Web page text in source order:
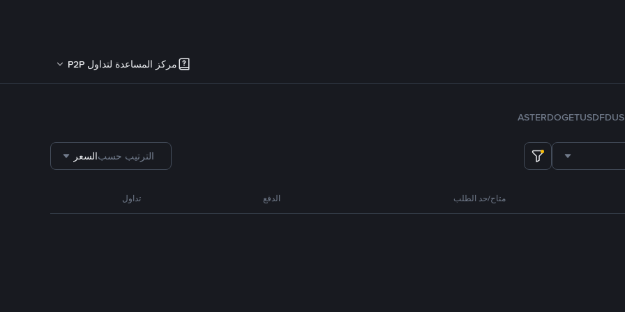
مركز المساعدة لتداول P2P
TUSD
DOGE
ASTER
الترتيب حسبالسعر
متاح/حد الطلب الدفع تداول